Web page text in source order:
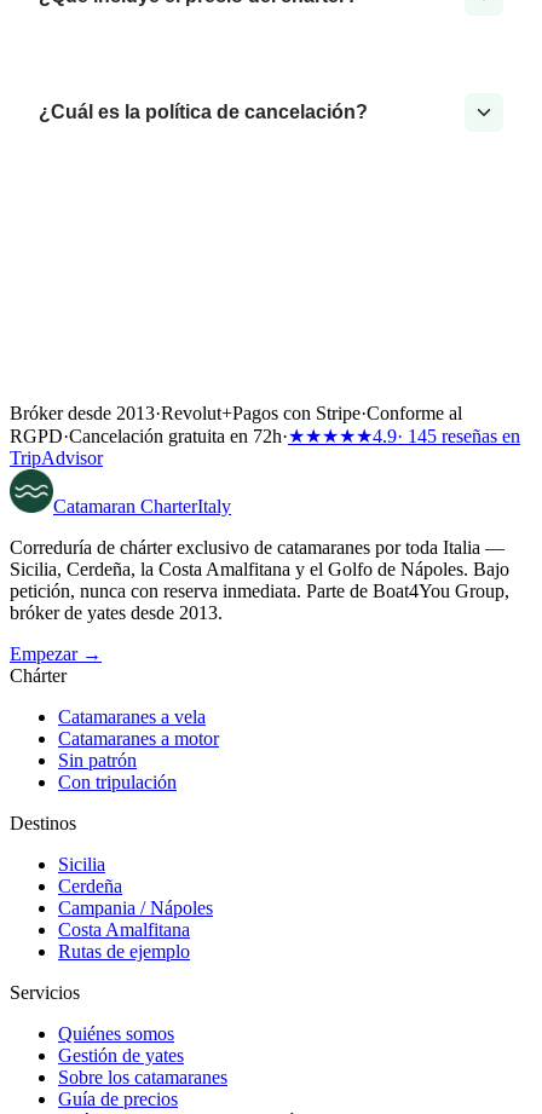
¿Cuál es la política de cancelación?
Bróker desde 2013·Revolut+Pagos con Stripe·Conforme al
RGPD·Cancelación gratuita en 72h·★★★★★4.9· 145 reseñas en
TripAdvisor
Catamaran CharterItaly
Correduría de chárter exclusivo de catamaranes por toda Italia —
Sicilia, Cerdeña, la Costa Amalfitana y el Golfo de Nápoles. Bajo
petición, nunca con reserva inmediata. Parte de Boat4You Group,
bróker de yates desde 2013.
Empezar →
Chárter
Catamaranes a vela
Catamaranes a motor
Sin patrón
Con tripulación
Destinos
Sicilia
Cerdeña
Campania / Nápoles
Costa Amalfitana
Rutas de ejemplo
Servicios
Quiénes somos
Gestión de yates
Sobre los catamaranes
Guía de precios